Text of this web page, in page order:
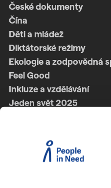
České dokumenty
Čína
Děti a mládež
Diktátorské režimy
Ekologie a zodpovědná
Feel Good
Inkluze a vzdělávání
Jeden svět 2025